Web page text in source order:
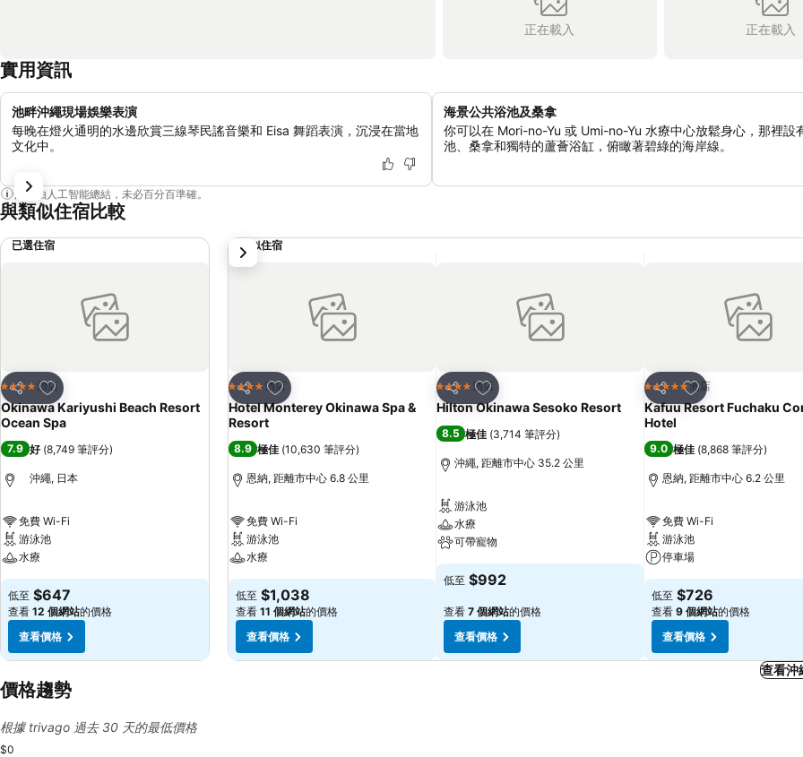
正在載入 正在載入
實用資訊
池畔沖繩現場娛樂表演
每晚在燈火通明的水邊欣賞三線琴民謠音樂和 Eisa 舞蹈表演，沉浸在當地
文化中。
海景公共浴池及桑拿
你可以在 Mori-no-Yu 或 Umi-no-Yu 水療中心放鬆身心，那裡設
池、桑拿和獨特的蘆薈浴缸，俯瞰著碧綠的海岸線。
內容由人工智能總結，未必百分百準確。
與類似住宿比較
已選住宿
分享
放到收藏夾
4 星級 酒店
Okinawa Kariyushi Beach Resort
Ocean Spa
7.9 好 (8,749 筆評分)
沖繩, 日本
免費 Wi-Fi
游泳池
水療
低至 $647
查看 12 個網站的價格
查看價格
類似住宿
分享
放到收藏夾
4 星級 酒店
Hotel Monterey Okinawa Spa &
Resort
8.9 極佳 (10,630 筆評分)
恩納, 距離市中心 6.8 公里
免費 Wi-Fi
游泳池
水療
低至 $1,038
查看 11 個網站的價格
查看價格
分享
放到收藏夾
4 星級 酒店
Hilton Okinawa Sesoko Resort
8.5 極佳 (3,714 筆評分)
沖繩, 距離市中心 35.2 公里
游泳池
水療
可帶寵物
低至 $992
查看 7 個網站的價格
查看價格
分享
放到收藏夾
5 星級 酒店
Kafuu Resort Fuchaku
Hotel
9.0 極佳 (8,868 筆評分)
恩納, 距離市中心 6.2 公里
免費 Wi-Fi
游泳池
停車場
低至 $726
查看 9 個網站的價格
查看價格
下一步
查看沖
價格趨勢
根據 trivago 過去 30 天的最低價格
$0